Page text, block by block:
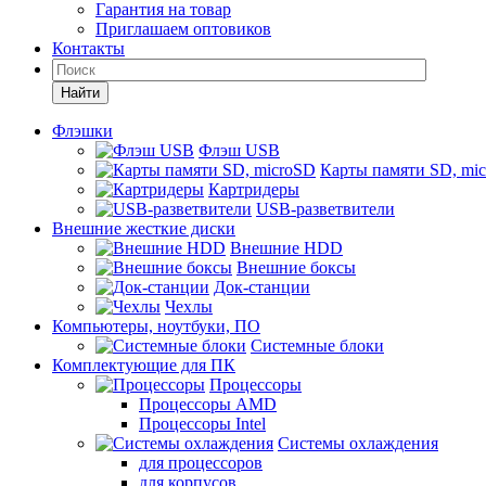
Гарантия на товар
Приглашаем оптовиков
Контакты
Найти
Флэшки
Флэш USB
Карты памяти SD,
Картридеры
USB-разветвители
Внешние жесткие диски
Внешние HDD
Внешние боксы
Док-станции
Чехлы
Компьютеры, ноутбуки, ПО
Системные блоки
Комплектующие для ПК
Процессоры
Процессоры AMD
Процессоры Intel
Системы охлаждения
для процессоров
для корпусов